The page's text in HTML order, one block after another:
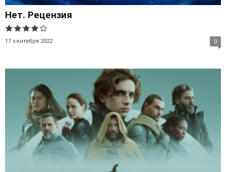
Нет. Рецензия
17 сентября 2022 0